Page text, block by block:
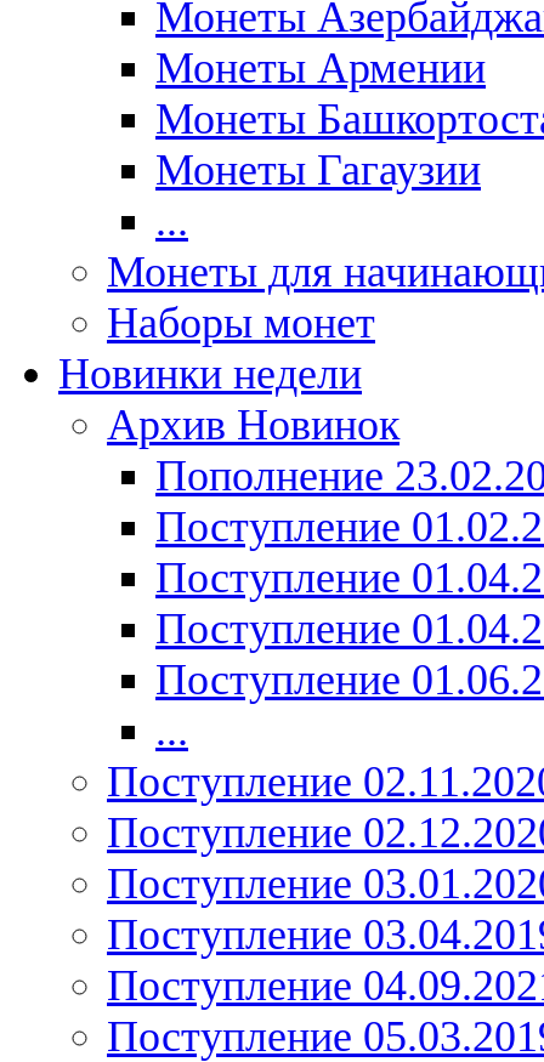
Монеты
Монеты Армении
Монеты
Монеты Гагаузии
...
Монеты для
Наборы монет
Новинки недели
Архив Новинок
Пополнение
Поступление
Поступление
Поступление
Поступление
...
Поступление
Поступление
Поступление
Поступление
Поступление
Поступление